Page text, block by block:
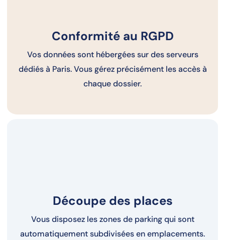
Conformité au RGPD
Vos données sont hébergées sur des serveurs
dédiés à Paris. Vous gérez précisément les accès à
chaque dossier.
Découpe des places
Vous disposez les zones de parking qui sont
automatiquement subdivisées en emplacements.